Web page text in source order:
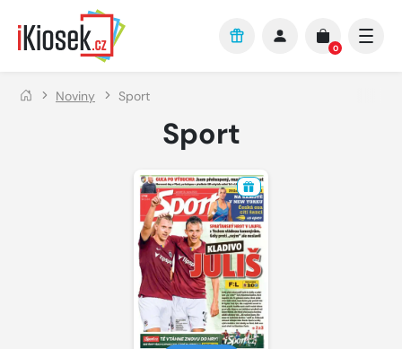
Přejít na hlavní obsah
0
Noviny Sport
Sport